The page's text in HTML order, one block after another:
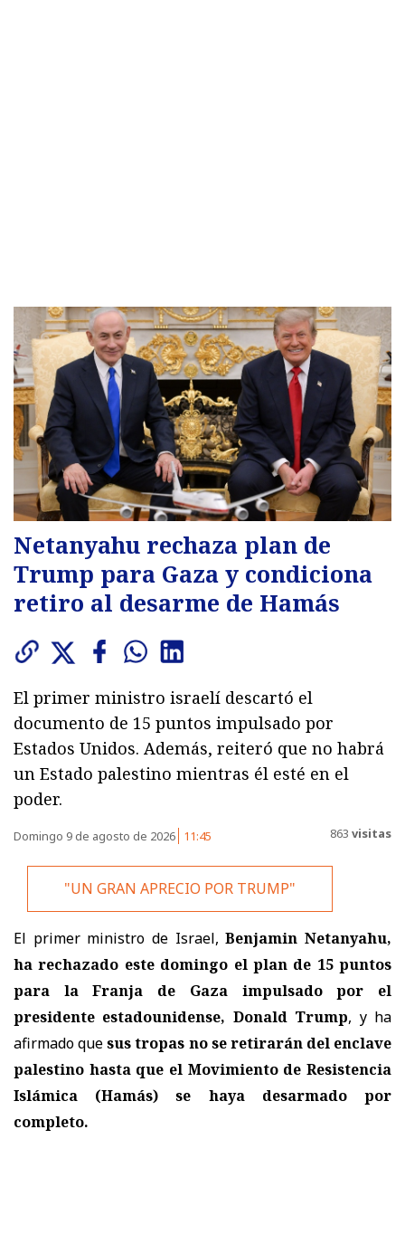
Netanyahu rechaza plan de
Trump para Gaza y condiciona
retiro al desarme de Hamás
El primer ministro israelí descartó el
documento de 15 puntos impulsado por
Estados Unidos. Además, reiteró que no habrá
un Estado palestino mientras él esté en el
poder.
Domingo 9 de agosto de 2026 11:45 863 visitas
"UN GRAN APRECIO POR TRUMP"
El primer ministro de Israel,Benjamin Netanyahu,
ha rechazado este domingo el plan de 15 puntos
para la Franja de Gaza impulsado por el
presidente estadounidense, Donald Trump, y ha
afirmado quesus tropas no se retirarán del enclave
palestino hasta que el Movimiento de Resistencia
Islámica (Hamás) se haya desarmado por
completo.